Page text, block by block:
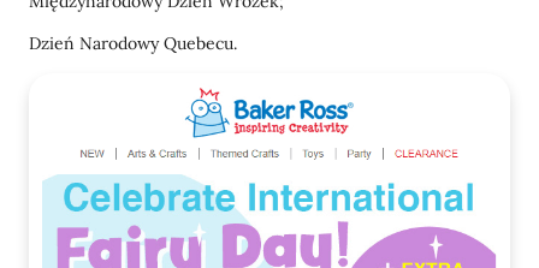
Dzień Narodowy Quebecu.